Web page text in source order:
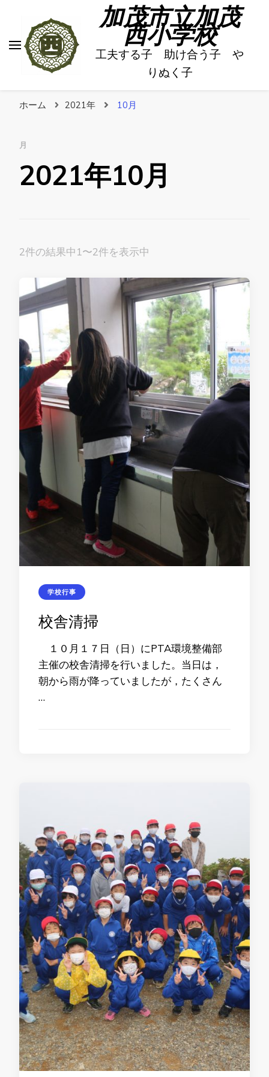
加茂市立加茂
西小学校
工夫する子 助け合う子 や
りぬく子
ホーム 2021年 10月
月
2021年10月
2件の結果中1〜2件を表示中
学校行事
校舎清掃
１０月１７日（日）にPTA環境整備部
主催の校舎清掃を行いました。当日は，
朝から雨が降っていましたが，たくさん
…